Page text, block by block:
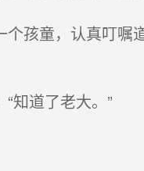
童，认真叮嘱道
道了老大。”